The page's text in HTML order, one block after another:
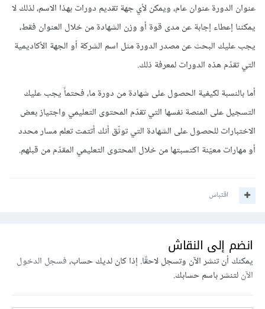
عنوان الدورة عنوان عام، ويمكن لأي جهة تقديم دورات بهذا الاسم، لذلك لا
يمكننا إعطاء إجابة عن مدى قوة أو وزن الشهادة من خلال العنوان فقط،
يجب عليك البحث عن مصدر الدورة مثل اسم الشركة أو الجهة الأكاديمية
التي تقدّم هذه الدورات لمعرفة ذلك.
أما بالنسبة لكيفية الحصول على شهادة من دورة ما، فحتماً يجب عليك
التسجيل على المنصة نفسها التي تقدّم المحتوى التعليمي واجتياز بعض
الاختبارات للحصول على الشهادة التي توثّق أنك أتتمت تعلم مسار محدد
أو مهارات معيّنة اكتسبتها من خلال المحتوى التعليمي المقدّم من قبلهم.
اقتباس
انضم إلى النقاش
يمكنك أن تنشر الآن وتسجل لاحقًا. إذا كان لديك حساب،فسجل الدخول
الآنلتنشر باسم حسابك.